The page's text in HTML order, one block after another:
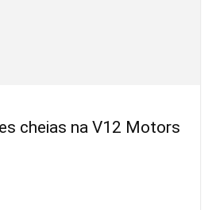
cheias na V12 Motors